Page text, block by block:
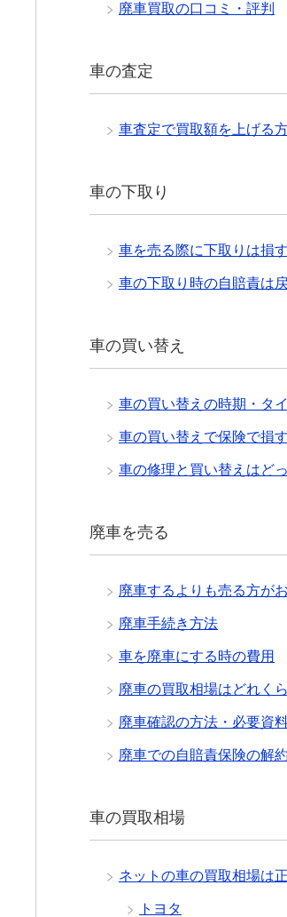
廃車買取の口コミ・評判
車の査定
車査定で買取額を上げる
車の下取り
車を売る際に下取りは損
車の下取り時の自賠責は
車の買い替え
車の買い替えの時期・タ
車の買い替えで保険で損
車の修理と買い替えはど
廃車を売る
廃車するよりも売る方が
廃車手続き方法
車を廃車にする時の費用
廃車の買取相場はどれく
廃車確認の方法・必要資
廃車での自賠責保険の解
車の買取相場
ネットの車の買取相場は
トヨタ